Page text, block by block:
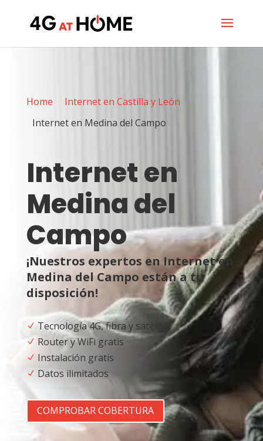
Home
Internet en Castilla y León
Internet en Medina del Campo
Internet en
Medina del
Campo
¡Nuestros expertos en Internet en
Medina del Campo están a tu
disposición!
N Tecnología 4G, fibra y satélite
N Router y WiFi gratis
N Instalación gratis
N Datos ilimitados
COMPROBAR COBERTURA